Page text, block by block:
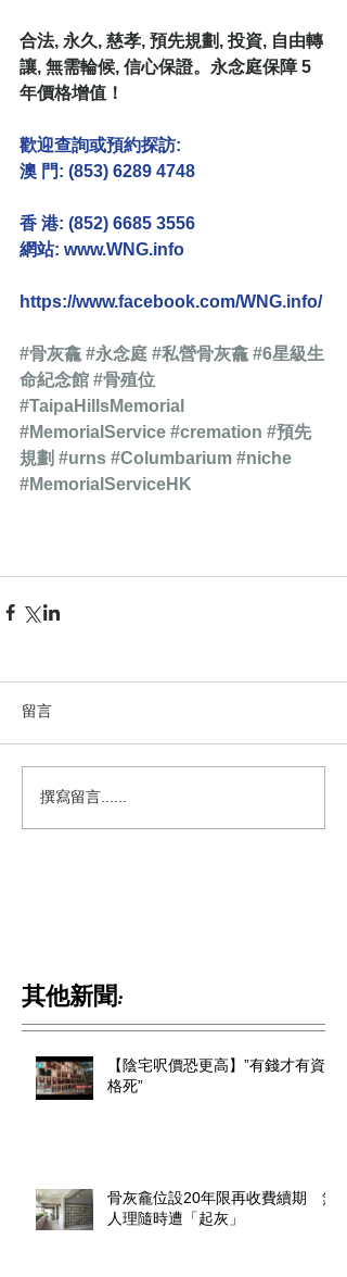
合法, 永久, 慈孝, 預先規劃, 投資, 自由轉
讓, 無需輪候, 信心保證。永念庭保障 5
年價格增值！
歡迎查詢或預約探訪:
澳 門: (853) 6289 4748
香 港: (852) 6685 3556
網站: www.WNG.info
https://www.facebook.com/WNG.info/
#骨灰龕 #永念庭 #私營骨灰龕 #6星級生
命紀念館 #骨殖位
#TaipaHillsMemorial
#MemorialService #cremation #預先
規劃 #urns #Columbarium #niche
#MemorialServiceHK
留言
撰寫留言......
其他新聞:
【陰宅呎價恐更高】”有錢才有資
格死”
骨灰龕位設20年限再收費續期 無
人理隨時遭「起灰」